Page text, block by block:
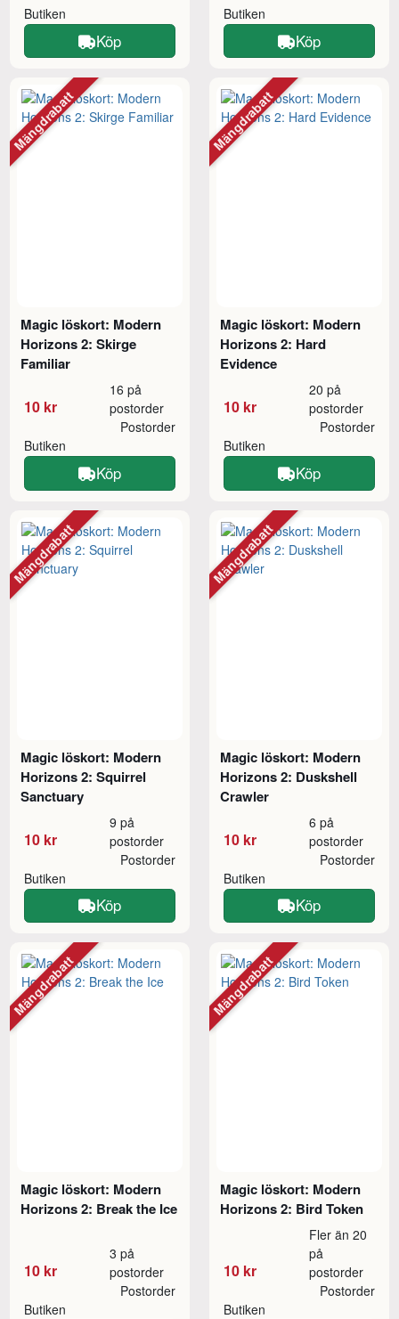
Butiken
Köp
Butiken
Köp
Magic löskort: Modern
Horizons 2: Skirge
Familiar
10 kr
16 på
postorder
Butiken
Postorder
Köp
Mängdrabatt
Magic löskort: Modern
Horizons 2: Hard
Evidence
10 kr
20 på
postorder
Butiken
Postorder
Köp
Mängdrabatt
Magic löskort: Modern
Horizons 2: Squirrel
Sanctuary
10 kr
9 på
postorder
Butiken
Postorder
Köp
Mängdrabatt
Magic löskort: Modern
Horizons 2: Duskshell
Crawler
10 kr
6 på
postorder
Butiken
Postorder
Köp
Mängdrabatt
Magic löskort: Modern
Horizons 2: Break the Ice
10 kr
3 på
postorder
Butiken
Postorder
Mängdrabatt
Magic löskort: Modern
Horizons 2: Bird Token
10 kr
Fler än 20
på
postorder
Butiken
Postorder
Mängdrabatt